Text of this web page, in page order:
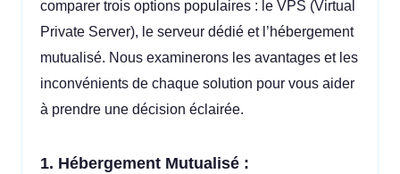
comparer trois options populaires : le VPS (Virtual
Private Server), le serveur dédié et l’hébergement
mutualisé. Nous examinerons les avantages et les
inconvénients de chaque solution pour vous aider
à prendre une décision éclairée.
1. Hébergement Mutualisé :